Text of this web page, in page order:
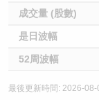
成交量 (股數)
是日波幅
52周波幅
最後更新時間: 2026-